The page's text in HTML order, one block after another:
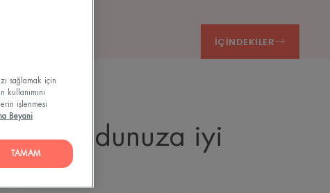
İÇINDEKILER
ve vücudunuza iyi
sağlamak için
işlenmesi
Beyani
TAMAM